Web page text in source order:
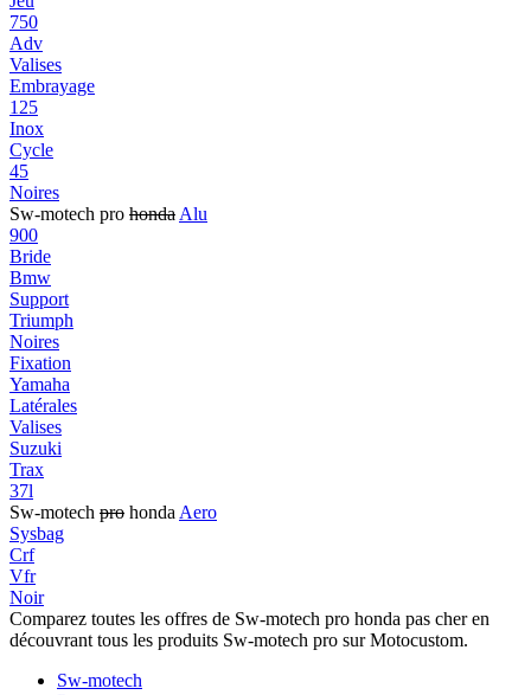
750
Adv
Valises
Embrayage
125
Inox
Cycle
45
Noires
Sw-motech pro honda Alu
900
Bride
Bmw
Support
Triumph
Noires
Fixation
Yamaha
Latérales
Valises
Suzuki
Trax
37l
Sw-motech pro honda Aero
Sysbag
Crf
Vfr
Noir
Comparez toutes les offres de Sw-motech pro honda pas cher en
découvrant tous les produits Sw-motech pro sur Motocustom.
Sw-motech